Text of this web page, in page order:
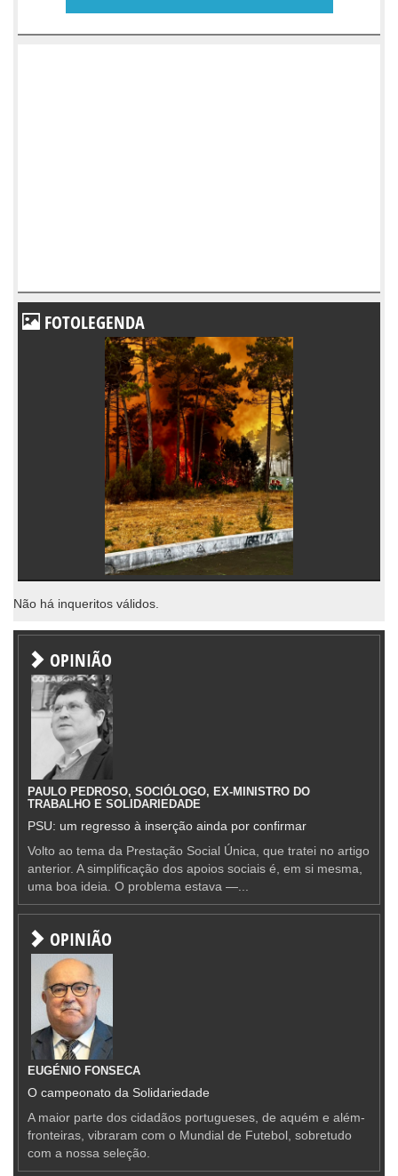
FOTOLEGENDA
Não há inqueritos válidos.
OPINIÃO
PAULO PEDROSO, SOCIÓLOGO, EX-MINISTRO DO
TRABALHO E SOLIDARIEDADE
PSU: um regresso à inserção ainda por confirmar
Volto ao tema da Prestação Social Única, que tratei no artigo
anterior. A simplificação dos apoios sociais é, em si mesma,
uma boa ideia. O problema estava —...
OPINIÃO
EUGÉNIO FONSECA
O campeonato da Solidariedade
A maior parte dos cidadãos portugueses, de aquém e além-
fronteiras, vibraram com o Mundial de Futebol, sobretudo
com a nossa seleção.